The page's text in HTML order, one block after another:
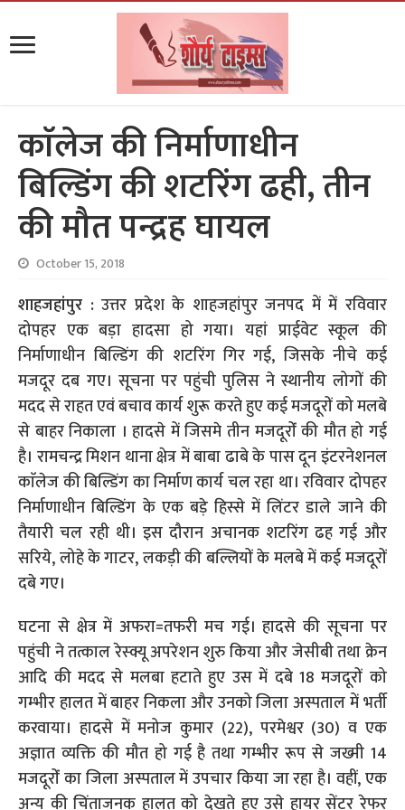
काॅलेज की निर्माणाधीन
बिल्डिंग की शटरिंग ढही, तीन
की मौत पन्द्रह घायल
October 15, 2018
शाहजहांपुर :उत्तर प्रदेश के शाहजहांपुर जनपद में में रविवार
दोपहर एक बड़ा हादसा हो गया। यहां प्राईवेट स्कूल की
निर्माणाधीन बिल्डिंग की शटरिंग गिर गई, जिसके नीचे कई
मजदूर दब गए। सूचना पर पहुंची पुलिस ने स्थानीय लोगों की
मदद से राहत एवं बचाव कार्य शुरू करते हुए कई मजदूरों को मलबे
से बाहर निकाला । हादसे में जिसमे तीन मजदूरोंं की मौत हो गई
है। रामचन्द्र मिशन थाना क्षेत्र में बाबा ढाबे के पास दून इंटरनेशनल
काॅलेज की बिल्डिंग का निर्माण कार्य चल रहा था। रविवार दोपहर
निर्माणाधीन बिल्डिंग के एक बड़े हिस्से में लिंटर डाले जाने की
तैयारी चल रही थी। इस दौरान अचानक शटरिंग ढह गई और
सरिये, लोहे के गाटर, लकड़ी की बल्लियों के मलबे में कई मजदूरों
दबे गए।
घटना से क्षेत्र में अफरा=तफरी मच गई। हादसे की सूचना पर
पहुंची ने तत्काल रेस्क्यू अपरेशन शुरु किया और जेसीबी तथा क्रेन
आदि की मदद से मलबा हटाते हुए उस में दबे 18 मजदूरों को
गम्भीर हालत में बाहर निकला और उनको जिला अस्पताल में भर्ती
करवाया। हादसे में मनोज कुमार (22), परमेश्वर (30) व एक
अज्ञात व्यक्ति की मौत हो गई है तथा गम्भीर रूप से जख्मी 14
मजदूरोंं का जिला अस्पताल में उपचार किया जा रहा है। वहीं, एक
अन्य की चिंताजनक हालत को देखते हुए उसे हायर सेंटर रेफर